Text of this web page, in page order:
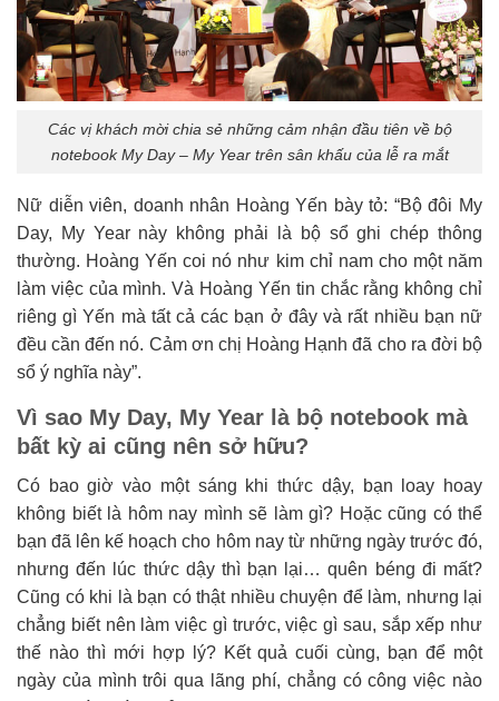
Các vị khách mời chia sẻ những cảm nhận đầu tiên về bộ
notebook My Day – My Year trên sân khấu của lễ ra mắt
Nữ diễn viên, doanh nhân Hoàng Yến bày tỏ: “Bộ đôi My
Day, My Year này không phải là bộ sổ ghi chép thông
thường. Hoàng Yến coi nó như kim chỉ nam cho một năm
làm việc của mình. Và Hoàng Yến tin chắc rằng không chỉ
riêng gì Yến mà tất cả các bạn ở đây và rất nhiều bạn nữ
đều cần đến nó. Cảm ơn chị Hoàng Hạnh đã cho ra đời bộ
sổ ý nghĩa này”.
Vì sao My Day, My Year là bộ notebook mà
bất kỳ ai cũng nên sở hữu?
Có bao giờ vào một sáng khi thức dậy, bạn loay hoay
không biết là hôm nay mình sẽ làm gì? Hoặc cũng có thể
bạn đã lên kế hoạch cho hôm nay từ những ngày trước đó,
nhưng đến lúc thức dậy thì bạn lại… quên béng đi mất?
Cũng có khi là bạn có thật nhiều chuyện để làm, nhưng lại
chẳng biết nên làm việc gì trước, việc gì sau, sắp xếp như
thế nào thì mới hợp lý? Kết quả cuối cùng, bạn để một
ngày của mình trôi qua lãng phí, chẳng có công việc nào